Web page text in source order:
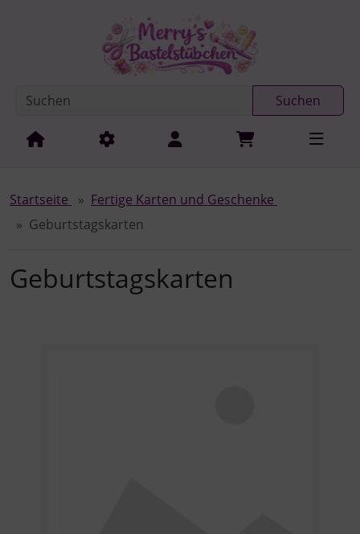
Springe zur Navigation
Suchen
Startseite
Fertige Karten und Geschenke
Geburtstagskarten
Geburtstagskarten